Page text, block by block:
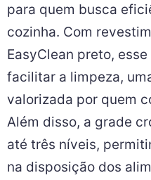
para quem busca
cozinha. Com
EasyClean preto,
facilitar a limpeza,
valorizada por quem
Além disso, a grade
até três níveis,
na disposição dos